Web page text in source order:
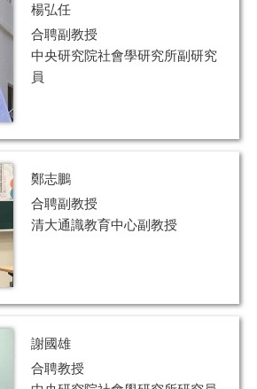
楊弘任
合聘副教授
中央研究院社會學研究所副研究
員
鄭志鵬
合聘副教授
清大通識教育中心副教授
謝國雄
合聘教授